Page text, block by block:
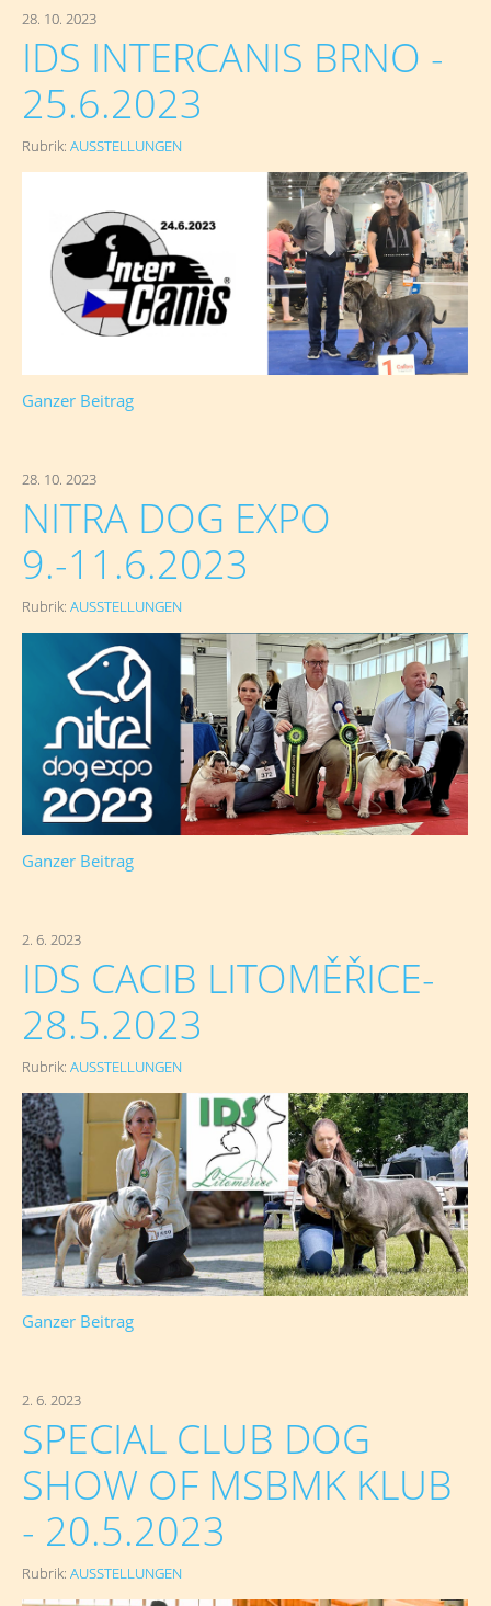
28. 10. 2023
IDS INTERCANIS BRNO -
25.6.2023
Rubrik: AUSSTELLUNGEN
Ganzer Beitrag
28. 10. 2023
NITRA DOG EXPO
9.-11.6.2023
Rubrik: AUSSTELLUNGEN
Ganzer Beitrag
2. 6. 2023
IDS CACIB LITOMĚŘICE-
28.5.2023
Rubrik: AUSSTELLUNGEN
Ganzer Beitrag
2. 6. 2023
SPECIAL CLUB DOG
SHOW OF MSBMK KLUB
- 20.5.2023
Rubrik: AUSSTELLUNGEN